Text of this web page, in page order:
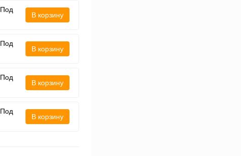
Под
В корзину
Под
В корзину
Под
В корзину
Под
В корзину